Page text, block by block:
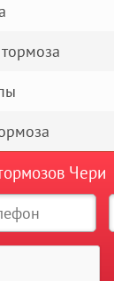
Чери